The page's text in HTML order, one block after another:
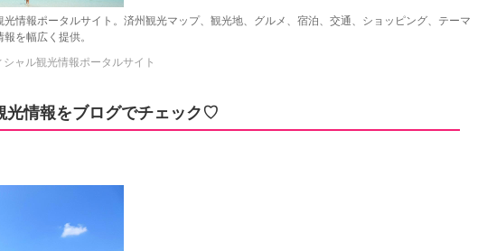
情報ポータルサイト。済州観光マップ、観光地、グルメ、宿泊、交通、ショッピング、テーマ
を幅広く提供。
ャル観光情報ポータルサイト
光情報をブログでチェック♡